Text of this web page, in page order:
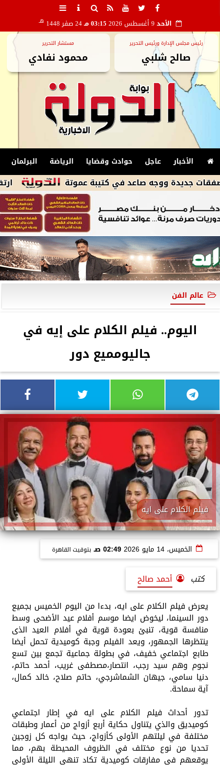
الأحد 03:15 مـ 24 صفر 1448 هـ
رئيس مجلس الإدارة ورئيس التحرير
صالح شلبي
مستشار التحرير
محمود نفادي
الأخبار عاجل حوادث وقضايا الرياضة البرلمان
ارتفاع
عالم الفن
اليوم.. فيلم الكلام على إيه في
جاليومميع دور
فيلم الكلام على ايه
الخميس، 14 مايو 2026 02:49 صـ بتوقيت القاهرة
كتب
أحمد صالح
يعرض فيلم الكلام على ايه، بدءا من اليوم الخميس بجميع
دور السينما، ليخوض ايضا موسم أفلام عيد الأضحى وسط
منافسة قوية، تنبئ بعودة قوية في أفلام العيد الذى
ينتظرها الجمهور، ويعد الفيلم وجبة كوميدية تحمل أيضا
طابع اجتماعي خفيف، في بطولة جماعية تجمع بين تسع
نجوم وهم سيد رجب، انتصار،مصطفى غريب، أحمد حاتم،
دنيا سامي، جيهان الشماشرجي، حاتم صلاح، خالد كمال،
آية سماحة.
تدور أحداث فيلم الكلام على ايه في إطار اجتماعي
كوميديق والذي يتناول حكاية أربع أزواج من أعمار وطبقات
مختلفة في ليلتهم الأولى كأزواج، حيث يواجه كل زوجين
تحديا من نوع مختلف في الظروف المحيطة بهم، مما
يوقعهم في مفارقات كوميدية تكاد تنهي الليلة الأولى